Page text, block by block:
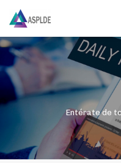
Entérate de